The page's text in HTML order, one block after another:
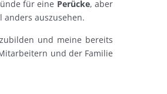
für eine Perücke, aber
anders auszusehen.
und meine bereits
und der Familie